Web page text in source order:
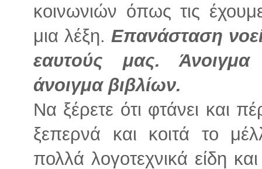
κοινωνιών όπως τις
μια λέξη. Επανάσταση
εαυτούς μας.
άνοιγμα βιβλίων.
Να ξέρετε ότι φτάνει και
ξεπερνά και κοιτά το
πολλά λογοτεχνικά είδη